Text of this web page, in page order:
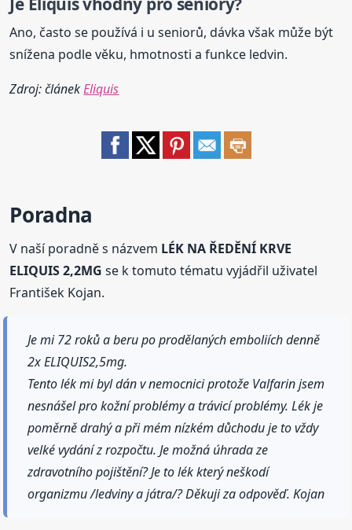
Ano, často se používá i u seniorů, dávka však může být
snížena podle věku, hmotnosti a funkce ledvin.
Zdroj: článekEliquis
Poradna
V naší poradně s názvem LÉK NA ŘEDĚNÍ KRVE
ELIQUIS 2,2MG se k tomuto tématu vyjádřil uživatel
František Kojan.
Je mi 72 roků a beru po prodělaných emboliích denně
2x ELIQUIS2,5mg.
Tento lék mi byl dán v nemocnici protože Valfarin jsem
nesnášel pro kožní problémy a trávicí problémy. Lék je
poměrně drahý a při mém nízkém důchodu je to vždy
velké vydání z rozpočtu. Je možná úhrada ze
zdravotního pojištění? Je to lék který neškodí
organizmu /ledviny a játra/? Děkuji za odpověď. Kojan